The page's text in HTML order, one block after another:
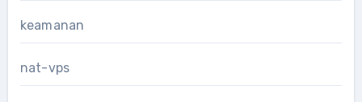
keamanan
nat-vps